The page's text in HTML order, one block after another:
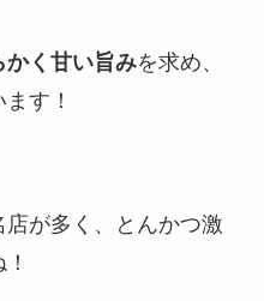
かく甘い旨みを求め、
す！
が多く、とんかつ激